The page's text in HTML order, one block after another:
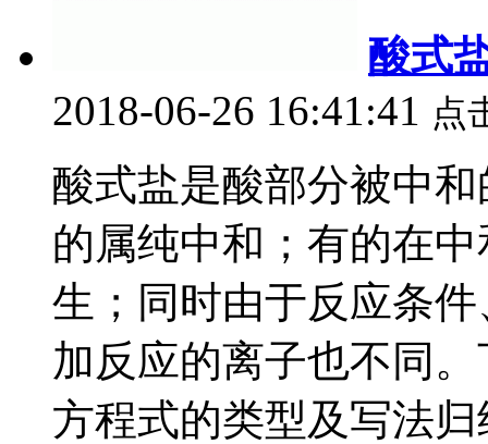
酸式
2018-06-26 16:41:41 点
酸式盐是酸部分被中
的属纯中和；有的在
生；同时由于反应条
加反应的离子也不同
方程式的类型及写法